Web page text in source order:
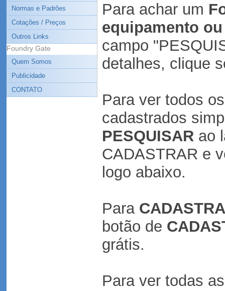
Normas e Padrões
Cotações / Preços
Outros Links
Foundry Gate
Quem Somos
Publicidade
CONTATO
Para achar um
equipamento
campo
detalhes, clique
Para ver todos
cadastrados
PESQUISARao
CADASTRAR e
logo abaixo.
Para
botão de
grátis.
Para ver todas